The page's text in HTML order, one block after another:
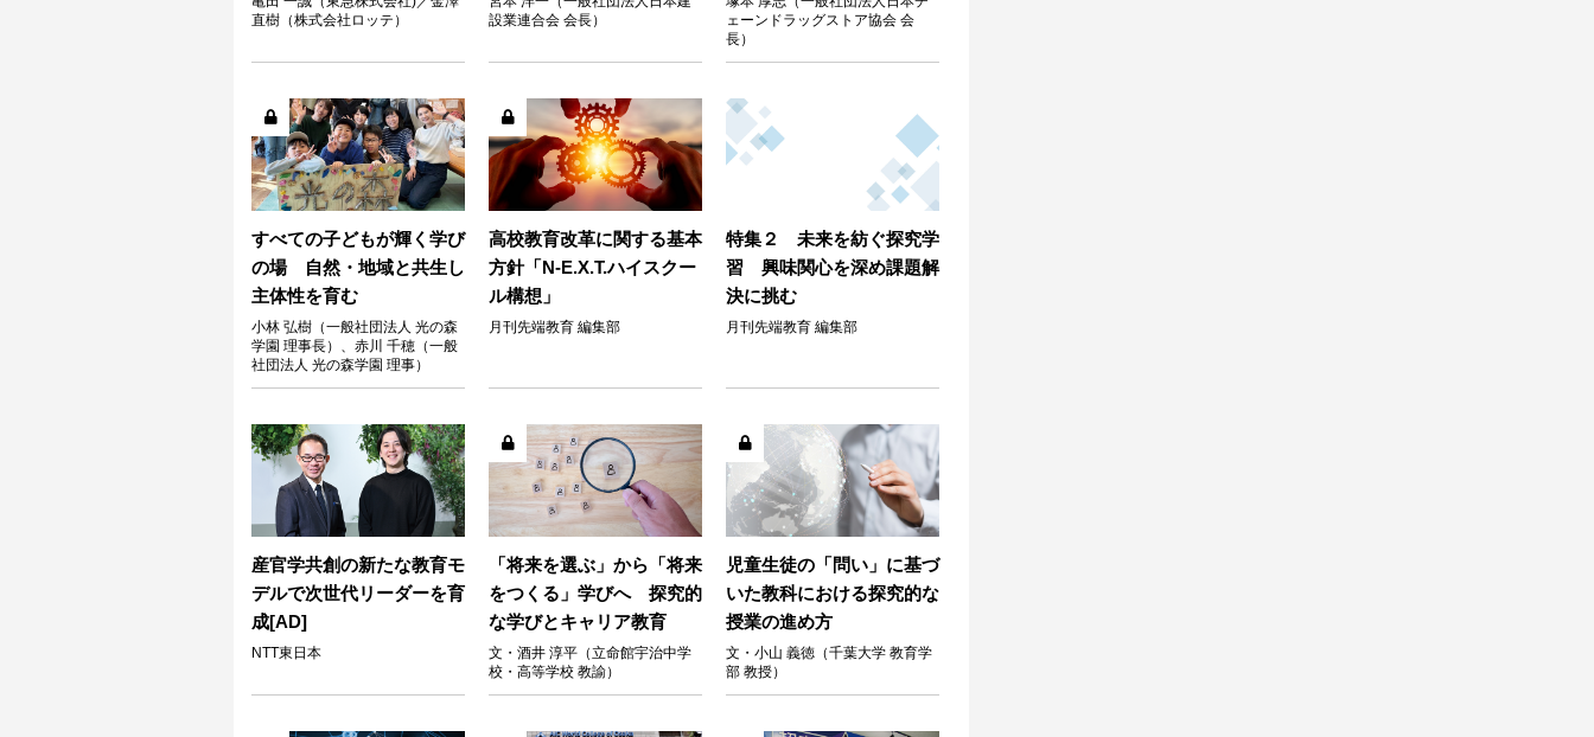
直樹（株式会社ロッテ）
設業連合会 会長）
ェーンドラッグストア協会 会
長）
すべての子どもが輝く学び
の場 自然・地域と共生し
主体性を育む
小林 弘樹（一般社団法人 光の森
学園 理事長）、赤川 千穂（一般
社団法人 光の森学園 理事）
高校教育改革に関する基本
方針「N-E.X.T.ハイスクー
ル構想」
月刊先端教育 編集部
特集２ 未来を紡ぐ探究学
習 興味関心を深め課題解
決に挑む
月刊先端教育 編集部
産官学共創の新たな教育モ
デルで次世代リーダーを育
成[AD]
NTT東日本
「将来を選ぶ」から「将来
をつくる」学びへ 探究的
な学びとキャリア教育
文・酒井 淳平（立命館宇治中学
校・高等学校 教諭）
児童生徒の「問い」に基づ
いた教科における探究的な
授業の進め方
文・小山 義徳（千葉大学 教育学
部 教授）